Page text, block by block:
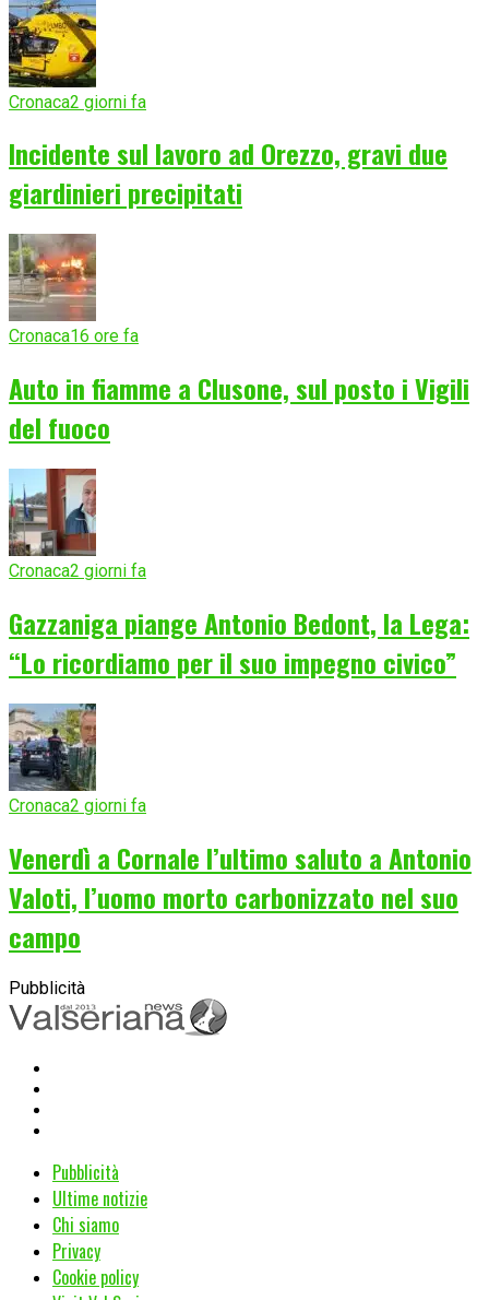
Cronaca2 giorni fa
Incidente sul lavoro ad Orezzo, gravi due
giardinieri precipitati
Cronaca16 ore fa
Auto in fiamme a Clusone, sul posto i Vigili
del fuoco
Cronaca2 giorni fa
Gazzaniga piange Antonio Bedont, la Lega:
“Lo ricordiamo per il suo impegno civico”
Cronaca2 giorni fa
Venerdì a Cornale l’ultimo saluto a Antonio
Valoti, l’uomo morto carbonizzato nel suo
campo
Pubblicità
Pubblicità
Ultime notizie
Chi siamo
Privacy
Cookie policy